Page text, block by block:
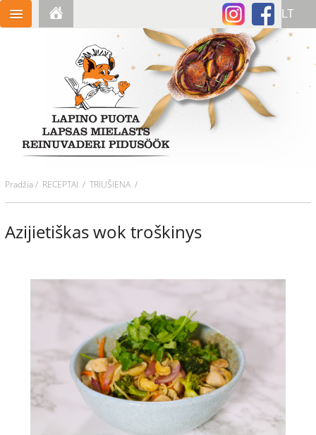
Pradžia/ RECEPTAI / TRIUŠIENA /
Azijietiškas wok troškinys